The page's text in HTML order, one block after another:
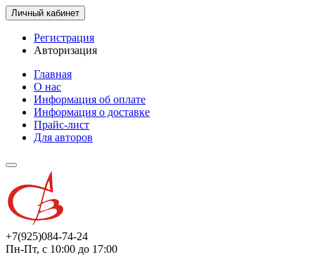
Личный кабинет
Регистрация
Авторизация
Главная
О нас
Информация об оплате
Информация о доставке
Прайс-лист
Для авторов
+7(925)084-74-24
Пн-Пт, с 10:00 до 17:00